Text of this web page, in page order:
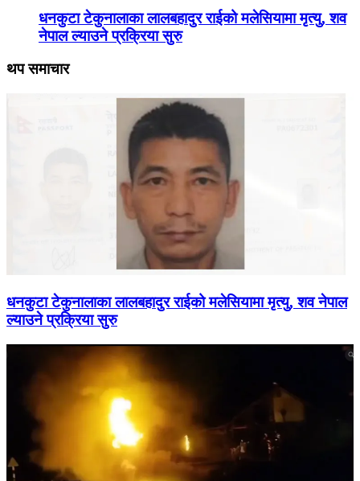
धनकुटा टेकुनालाका लालबहादुर राईको मलेसियामा मृत्यु, शव
नेपाल ल्याउने प्रक्रिया सुरु
थप समाचार
धनकुटा टेकुनालाका लालबहादुर राईको मलेसियामा मृत्यु, शव नेपाल
ल्याउने प्रक्रिया सुरु